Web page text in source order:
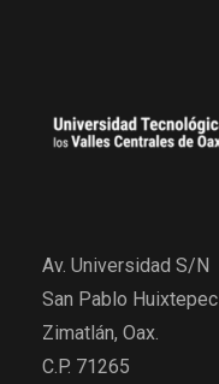
Av. Universidad S/N
San Pablo Huixtepec
Zimatlán, Oax.
C.P. 71265